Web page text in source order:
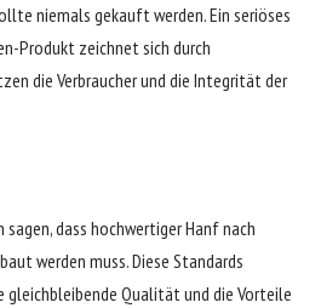
niemals gekauft werden. Ein seriöses
Produkt zeichnet sich durch
die Verbraucher und die Integrität der
dass hochwertiger Hanf nach
werden muss. Diese Standards
gleichbleibende Qualität und die Vorteile